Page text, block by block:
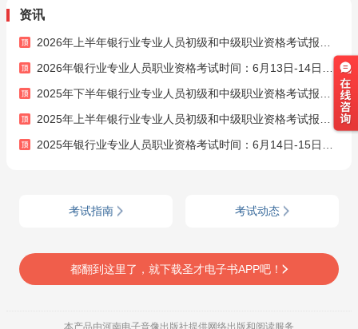
讲班视频网课题库
资讯
2026年上半年银行业专业人员初级和中级职业资格考试报名公告
2026年银行业专业人员职业资格考试时间：6月13日-14日、10月24日-25日
2025年下半年银行业专业人员初级和中级职业资格考试报名公告
2025年上半年银行业专业人员初级和中级职业资格考试报名简章
2025年银行业专业人员职业资格考试时间：6月14日-15日、10月25日-26日
考试指南 考试动态
都翻到这里了，就下载圣才电子书APP吧！